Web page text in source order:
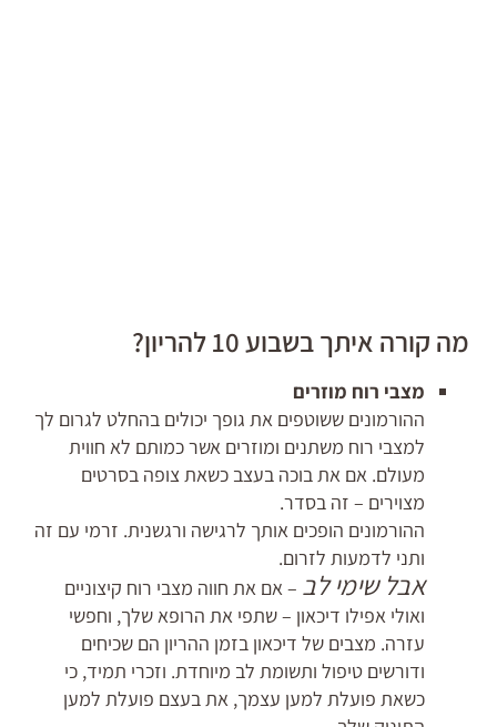
מה קורה איתך בשבוע 10 להריון?
מצבי רוח מוזרים
ההורמונים ששוטפים את גופך יכולים בהחלט לגרום לך
למצבי רוח משתנים ומוזרים אשר כמותם לא חווית
מעולם. אם את בוכה בעצב כשאת צופה בסרטים
מצוירים – זה בסדר.
ההורמונים הופכים אותך לרגישה ורגשנית. זרמי עם זה
ותני לדמעות לזרום.
אבל שימי לב – אם את חווה מצבי רוח קיצוניים
ואולי אפילו דיכאון – שתפי את הרופא שלך, וחפשי
עזרה. מצבים של דיכאון בזמן ההריון הם שכיחים
ודורשים טיפול ותשומת לב מיוחדת. וזכרי תמיד, כי
כשאת פועלת למען עצמך, את בעצם פועלת למען